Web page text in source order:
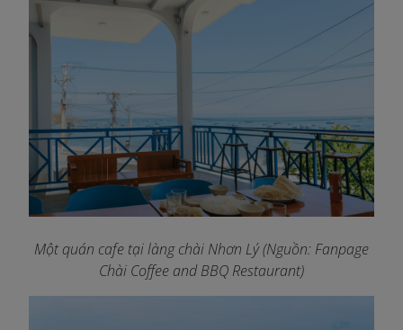
Một quán cafe tại làng chài Nhơn Lý (Nguồn: Fanpage
Chài Coffee and BBQ Restaurant)